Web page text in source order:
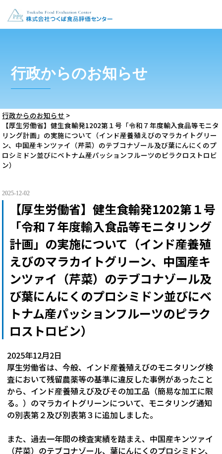
行政からのお知らせ
行政からのお知らせ >
【厚生労働省】健生食輸発1202第１号「令和７年度輸入食品等モニタ
リング計画」の実施について（インド産養殖えびのマラカイトグリー
ン、中国産キンツァイ（芹菜）のテブコナゾール及び葉にんにくのプ
ロシミドン並びにベトナム産パッションフルーツのピラクロストロビ
ン）
2025-12-02
【厚生労働省】健生食輸発1202第１号
「令和７年度輸入食品等モニタリング
計画」の実施について（インド産養殖
えびのマラカイトグリーン、中国産キ
ンツァイ（芹菜）のテブコナゾール及
び葉にんにくのプロシミドン並びにベ
トナム産パッションフルーツのピラク
ロストロビン）
2025年12月2日
厚生労働省は、今般、インド産養殖えびのモニタリング検
査において残留農薬等の基準に違反した事例があったこと
から、インド産養殖えび及びその加工品（簡易な加工に限
る。）のマラカイトグリーンについて、モニタリング通知
の別表第２及び別表第３に追加しました。
また、過去一年間の検査実績を踏まえ、中国産キンツァイ
（芹菜）のテブコナゾール、葉にんにくのプロシミドン、